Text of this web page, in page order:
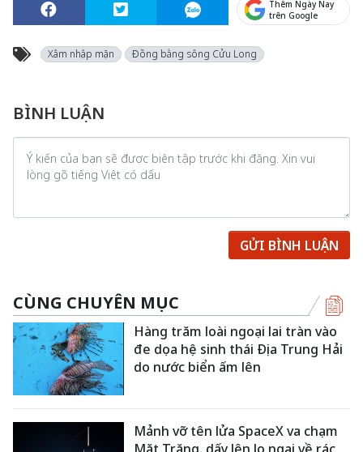
Thêm Ngày Nay
trên Google
Xâm nhập mặn Đồng bằng sông Cửu Long
BÌNH LUẬN
GỬI BÌNH LUẬN
CÙNG CHUYÊN MỤC
Hàng trăm loài ngoại lai tràn vào
đe dọa hệ sinh thái Địa Trung Hải
do nước biển ấm lên
Mảnh vỡ tên lửa SpaceX va chạm
Mặt Trăng, dấy lên lo ngại về rác